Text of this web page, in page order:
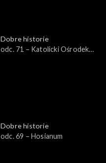
Dobre historie
odc. 71 – Katolicki Ośrodek
Dobre historie
odc. 69 – Hosianum